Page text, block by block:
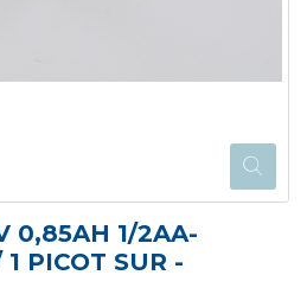
0,85AH 1/2AA-
PICOT SUR -